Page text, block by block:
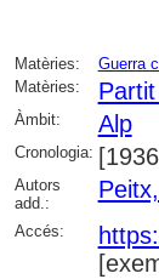
Matèries: Guerra
Matèries:
Àmbit: Alp
Cronologia:
Autors
add.:
Accés: